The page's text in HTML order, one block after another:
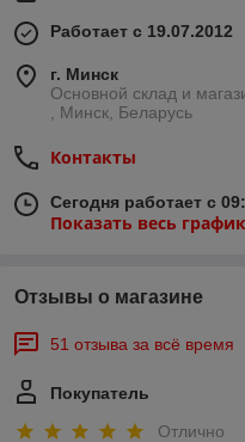
Работает с 19.07.2012
г. Минск
Основной склад и
, Минск, Беларусь
Контакты
Сегодня работает с
Показать весь
Отзывы о магазине
51 отзыва за всё время
Покупатель
Отлично